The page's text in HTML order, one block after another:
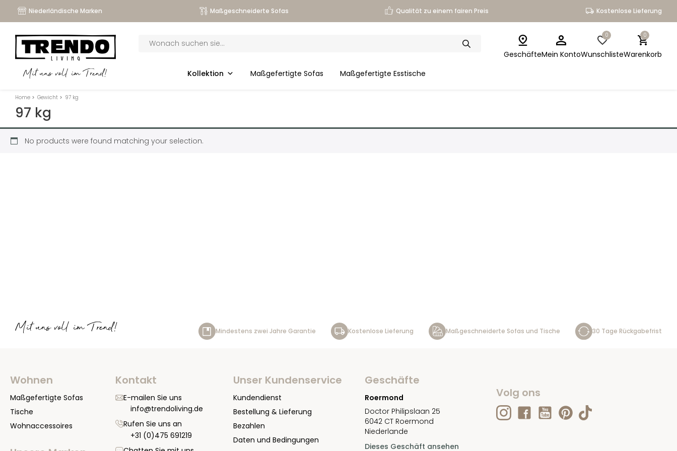
Niederländische Marken Maßgeschneiderte Sofas Qualität zu einem fairen Preis Kostenlose Lieferung
Mit uns voll im Trend!
search
Kollektion Maßgefertigte Sofas Maßgefertigte Esstische
GeschäfteMein Konto
0
Wunschliste
0
Warenkorb
Home > Gewicht > 97 kg
97 kg
No products were found matching your selection.
Mit uns voll im Trend! Mindestens zwei Jahre Garantie Kostenlose Lieferung Maßgeschneiderte Sofas und Tische 30 Tage Rückgabefrist
Wohnen
Maßgefertigte Sofas
Tische
Wohnaccessoires
Kontakt
E-mailen Sie uns
info@trendoliving.de
Rufen Sie uns an
+31 (0)475 691219
Unser Kundenservice
Kundendienst
Bestellung & Lieferung
Bezahlen
Daten und Bedingungen
Geschäfte
Roermond
Doctor Philipslaan 25
6042 CT Roermond
Niederlande
Dieses Geschäft ansehen
Volg ons